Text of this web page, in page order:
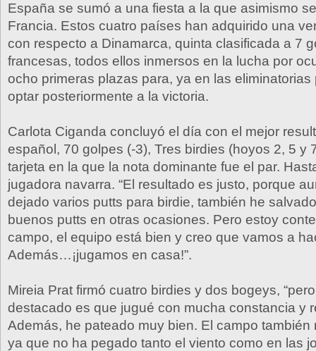
España se sumó a una fiesta a la que asimismo
Francia. Estos cuatro países han adquirido una
con respecto a Dinamarca, quinta clasificada a 7
francesas, todos ellos inmersos en la lucha por
ocho primeras plazas para, ya en las eliminatorias
optar posteriormente a la victoria.
Carlota Ciganda concluyó el día con el mejor
español, 70 golpes (-3), Tres birdies (hoyos 2, 5 y
tarjeta en la que la nota dominante fue el par.
jugadora navarra. “El resultado es justo, porque
dejado varios putts para birdie, también he
buenos putts en otras ocasiones. Pero estoy
campo, el equipo está bien y creo que vamos a
Además…¡jugamos en casa!”.
Mireia Prat firmó cuatro birdies y dos bogeys,
destacado es que jugué con mucha constancia y
Además, he pateado muy bien. El campo también
ya que no ha pegado tanto el viento como en las